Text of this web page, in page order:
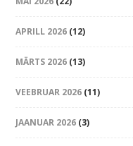
APRILL 2026 (12)
MÄRTS 2026 (13)
VEEBRUAR 2026 (11)
JAANUAR 2026 (3)